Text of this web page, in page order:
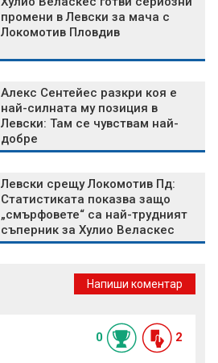
промени в Левски за мача с
Локомотив Пловдив
Алекс Сентейес разкри коя е
най-силната му позиция в
Левски: Там се чувствам най-
добре
Левски срещу Локомотив Пд:
Статистиката показва защо
„смърфовете“ са най-трудният
съперник за Хулио Веласкес
Напиши коментар
0 2